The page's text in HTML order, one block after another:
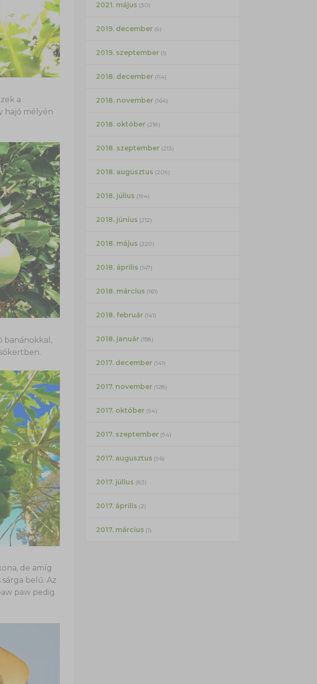
a
hajó mélyén
banánokkal,
de amíg
belű. Az
paw pedig
2021. május (30)
2019. december(9)
2019. szeptember(1)
2018. december(114)
2018. november(164)
2018. október(218)
2018. szeptember(213)
2018. augusztus (209)
2018. július (194)
2018. június (212)
2018. május (220)
2018. április (147)
2018. március (161)
2018. február(141)
2018. január(158)
2017. december(141)
2017. november(128)
2017. október(94)
2017. szeptember(94)
2017. augusztus (96)
2017. július (83)
2017. április (2)
2017. március (1)